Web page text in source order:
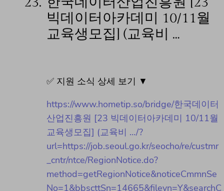
빅데이터아카데미 10/11월
교육생모집] (교육비 …
✅ 지원 소식 상세 보기 ▼
https://www.hometip.so/bridge/한국데이터
산업진흥원 [23 빅데이터아카데미 10/11월
교육생모집] (교육비 …/?
url=https://job.seoul.go.kr/seocho/re/custmr
_cntr/ntce/RegionNotice.do?
method=getRegionNotice&noticeCmmnSe
No=1&bbscttSn=14665&fileyn=Y&searchC